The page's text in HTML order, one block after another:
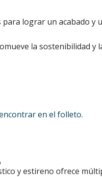
lograr un acabado y
la sostenibilidad y
en el folleto.
y estireno ofrece